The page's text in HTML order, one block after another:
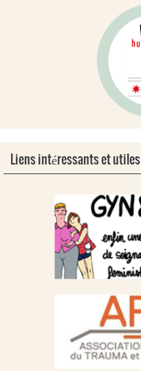
Liens intéressants et utiles